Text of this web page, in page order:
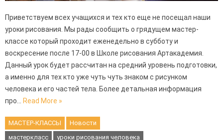
Приветствуем всех учащихся и тех кто еще не посещал наши
уроки рисования. Мы рады сообщить о грядущем мастер-
классе который проходит еженедельно в субботу и
воскресение после 17-00 в Школе рисования Артакадемия.
Данный урок будет рассчитан на средний уровень подготовки,
а именно для тех кто уже чуть чуть знаком с рисунком
человека и его частей тела. Более детальная информация
про…
Read More »
МАСТЕР-КЛАССЫ
Новости
мастеркласс
уроки рисования человека